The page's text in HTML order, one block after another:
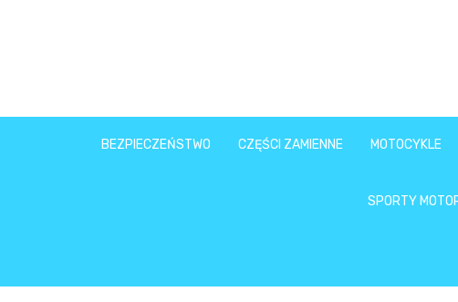
BEZPIECZEŃSTWO CZĘŚCI ZAMIENNE MOTOCYKLE
SPORTY